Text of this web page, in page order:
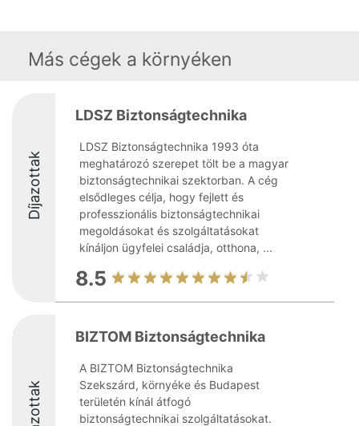
Más cégek a környéken
Díjazottak
LDSZ Biztonságtechnika
LDSZ Biztonságtechnika 1993 óta
meghatározó szerepet tölt be a magyar
biztonságtechnikai szektorban. A cég
elsődleges célja, hogy fejlett és
professzionális biztonságtechnikai
megoldásokat és szolgáltatásokat
kínáljon ügyfelei családja, otthona, ...
8.5
BIZTOM Biztonságtechnika
A BIZTOM Biztonságtechnika
Szekszárd, környéke és Budapest
területén kínál átfogó
biztonságtechnikai szolgáltatásokat.